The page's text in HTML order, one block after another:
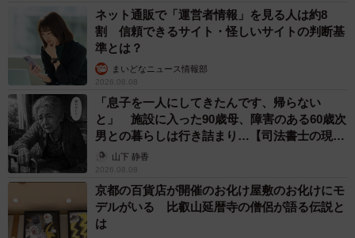
＜高円寺くん関連情報＞
▽X（旧Twitter）
https://x.com/pcNCrSHIAr6925
▽Instagram
https://www.instagram.com/urenaimangakanonichijyou/
▽ブログ
https://urenaimangaka.blog.jp/
ネット通販で「運営者情報」を見る人は約8
割 信頼できるサイト・怪しいサイトの判断基
準とは？
まいどなニュース情報部
2026.08.08
「息子を一人にしてきたんです、帰らない
と」 施設に入った90歳母、障害のある60歳次
男との暮らしは行き詰まり…【司法書士の現場
から】山下 静香
2026.08.08
京都の百貨店が開催のお化け屋敷のお化けにモ
デルがいる 比叡山延暦寺の僧侶が語る伝説と
は